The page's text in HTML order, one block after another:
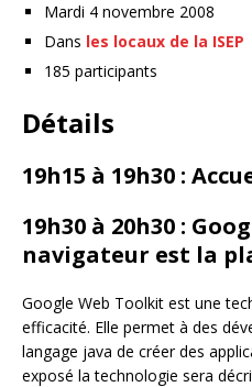
Mardi 4 novembre 2008
Dans les locaux de la ISEP
185 participants
Détails
19h15 à 19h30 :
19h30 à 20h30 :
navigateur est la
Google Web Toolkit est une
efficacité. Elle permet à des
langage java de créer des
exposé la technologie sera